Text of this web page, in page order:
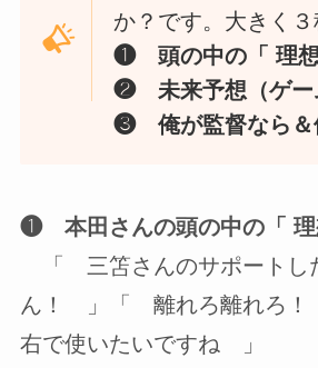
か？です。大きく３
❶ 頭の中の「 理想
❷ 未来予想（ゲー
❸ 俺が監督なら＆
❶ 本田さんの頭の中の「 理
「 三笘さんのサポートし
ん！ 」「 離れろ離れろ
右で使いたいですね 」